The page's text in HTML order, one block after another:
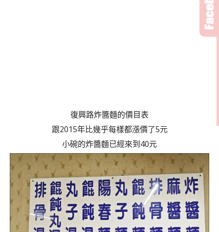
復興路炸醬麵的價目表
跟2015年比幾乎每樣都漲價了5元
小碗的炸醬麵已經來到40元